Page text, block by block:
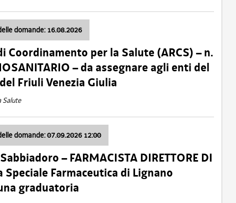
domande: 16.08.2026
Coordinamento per la Salute (ARCS) – n.
– da assegnare agli enti del
Friuli Venezia Giulia
Salute
domande: 07.09.2026 12:00
– FARMACISTA DIRETTORE DI
Speciale Farmaceutica di Lignano
graduatoria